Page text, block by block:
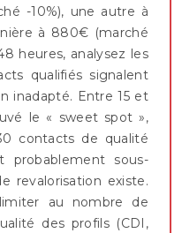
-10%), une autre à
à 880€ (marché
heures, analysez les
qualifiés signalent
inadapté. Entre 15 et
le « sweet spot »,
contacts de qualité
sous-
revalorisation existe.
au nombre de
des profils (CDI,